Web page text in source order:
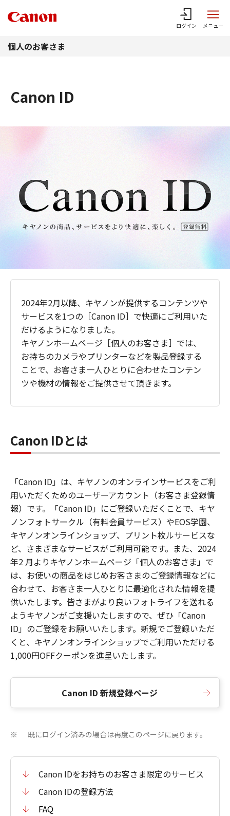
ログイン メニュー
個人のお客さま
Canon ID
2024年2月以降、キヤノンが提供するコンテンツや
サービスを1つの［Canon ID］で快適にご利用いた
だけるようになりました。
キヤノンホームページ［個人のお客さま］では、
お持ちのカメラやプリンターなどを製品登録する
ことで、お客さま一人ひとりに合わせたコンテン
ツや機材の情報をご提供させて頂きます。
Canon IDとは
「Canon ID」は、キヤノンのオンラインサービスをご利
用いただくためのユーザーアカウント（お客さま登録情
報）です。「Canon ID」にご登録いただくことで、キヤ
ノンフォトサークル（有料会員サービス）やEOS学園、
キヤノンオンラインショップ、プリント枚ルサービスな
ど、さまざまなサービスがご利用可能です。また、2024
年2 月よりキヤノンホームページ「個人のお客さま」で
は、お使いの商品をはじめお客さまのご登録情報などに
合わせて、お客さま一人ひとりに最適化された情報を提
供いたします。皆さまがより良いフォトライフを送れる
ようキヤノンがご支援いたしますので、ぜひ「Canon
ID」のご登録をお願いいたします。新規でご登録いただ
くと、キヤノンオンラインショップでご利用いただける
1,000円OFFクーポンを進呈いたします。
Canon ID 新規登録ページ
※ 既にログイン済みの場合は再度このページに戻ります。
Canon IDをお持ちのお客さま限定のサービス
Canon IDの登録方法
FAQ